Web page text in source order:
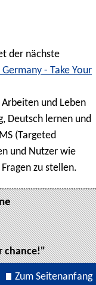
der nächste
- Take Your
und Leben
Deutsch lernen und
(Targeted
und Nutzer wie
zu stellen.
chance!"
Zum Seitenanfang